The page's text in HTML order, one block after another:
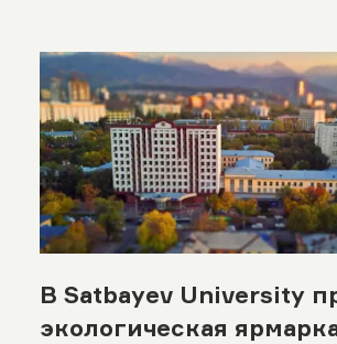
В Satbayev University
экологическая